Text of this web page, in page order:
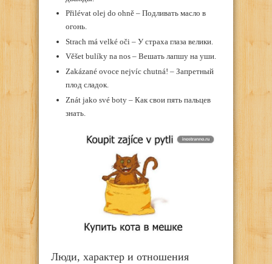
Přilévat olej do ohně – Подливать масло в
огонь.
Strach má velké oči – У страха глаза велики.
Věšet bulíky na nos – Вешать лапшу на уши.
Zakázané ovoce nejvíc chutná! – Запретный
плод сладок.
Znát jako své boty – Как свои пять пальцев
знать.
Люди, характер и отношения